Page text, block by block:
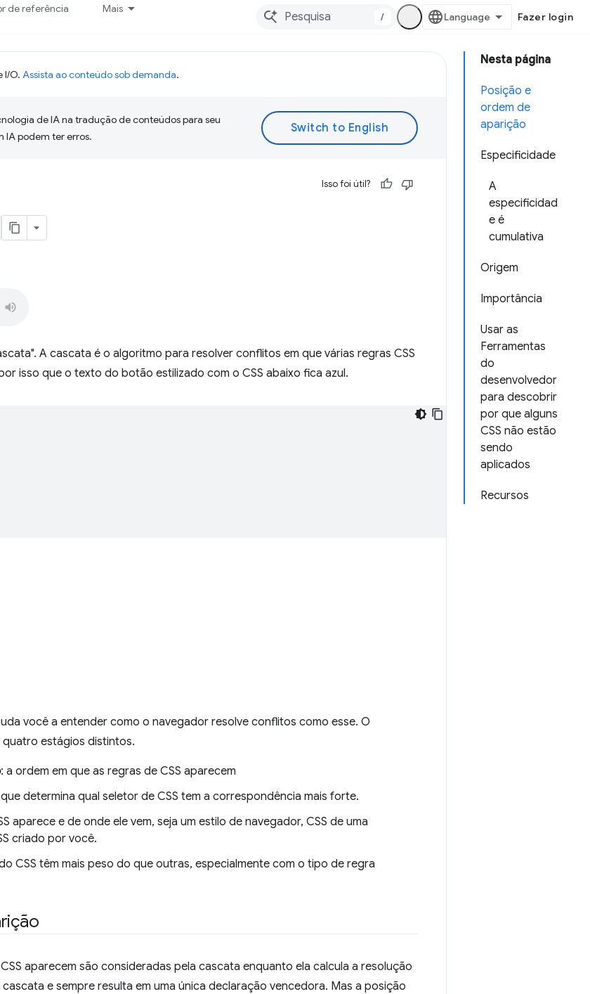
de referência Mais
/ Fazer login
Nesta página
Posição e
ordem de
aparição
Especificidade
A
especificidad
e é
cumulativa
Origem
Importância
Usar as
Ferramentas
do
desenvolvedor
para descobrir
por que alguns
CSS não estão
sendo
aplicados
Recursos
I/O. Assista ao conteúdo sob demanda.
de IA na tradução de conteúdos para seu
IA podem ter erros.
Isso foi útil?
A cascata é o algoritmo para resolver conflitos em que várias regras CSS
isso que o texto do botão estilizado com o CSS abaixo fica azul.
você a entender como o navegador resolve conflitos como esse. O
estágios distintos.
: a ordem em que as regras de CSS aparecem
determina qual seletor de CSS tem a correspondência mais forte.
aparece e de onde ele vem, seja um estilo de navegador, CSS de uma
criado por você.
CSS têm mais peso do que outras, especialmente com o tipo de regra
aparecem são consideradas pela cascata enquanto ela calcula a resolução
e sempre resulta em uma única declaração vencedora. Mas a posição